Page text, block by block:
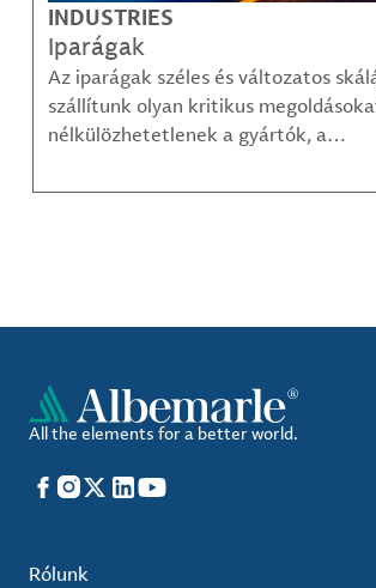
INDUSTRIES
Iparágak
Az iparágak széles és változatos
szállítunk olyan kritikus
nélkülözhetetlenek a gyártók, a
kompozit-anyag készítők és mások
All the elements for a better world.
Facebook
Instagram
X LinkedIn
YouTube
Rólunk